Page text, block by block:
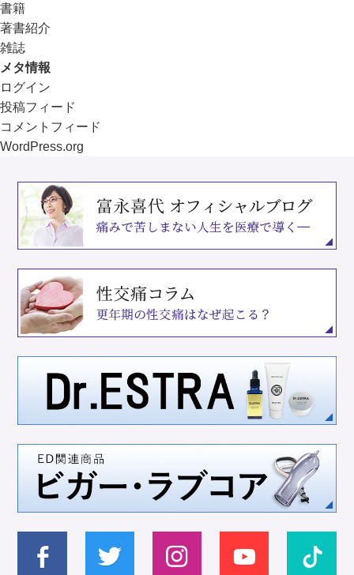
書籍
著書紹介
雑誌
メタ情報
ログイン
投稿フィード
コメントフィード
WordPress.org